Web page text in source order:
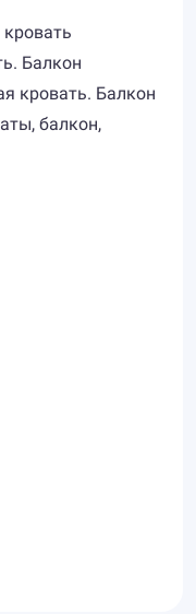
Балкон
кровать. Балкон
балкон,